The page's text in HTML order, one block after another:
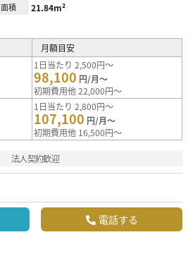
面積 21.84m²
月額目安
1日当たり 2,500円～
98,100 円/月～
初期費用他 22,000円～
1日当たり 2,800円～
107,100 円/月～
初期費用他 16,500円～
法人契約歓迎
電話する